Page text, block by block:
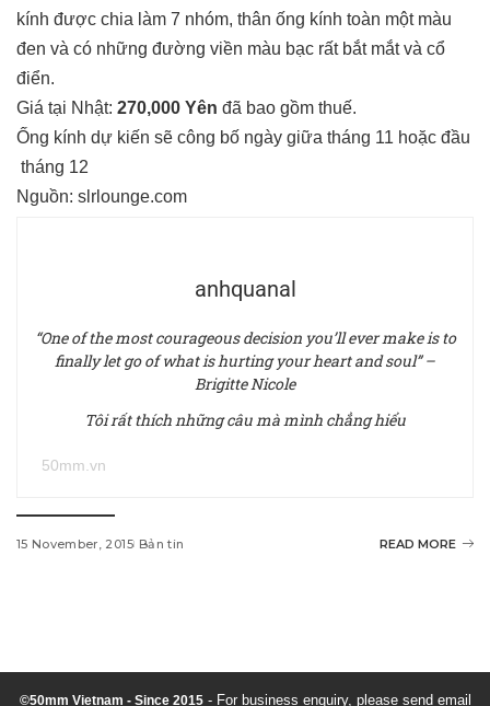
kính được chia làm 7 nhóm, thân ống kính toàn một màu
đen và có những đường viền màu bạc rất bắt mắt và cổ
điển.
Giá tại Nhật: 270,000 Yên đã bao gồm thuế.
Ống kính dự kiến sẽ công bố ngày giữa tháng 11 hoặc đầu
tháng 12
Nguồn: slrlounge.com
anhquanal
“One of the most courageous decision you’ll ever make is to
finally let go of what is hurting your heart and soul” –
Brigitte Nicole
Tôi rất thích những câu mà mình chẳng hiểu
50mm.vn
15 November, 2015 Bản tin READ MORE
n
d
©50mm Vietnam - Since 2015- For business enquiry, please send email